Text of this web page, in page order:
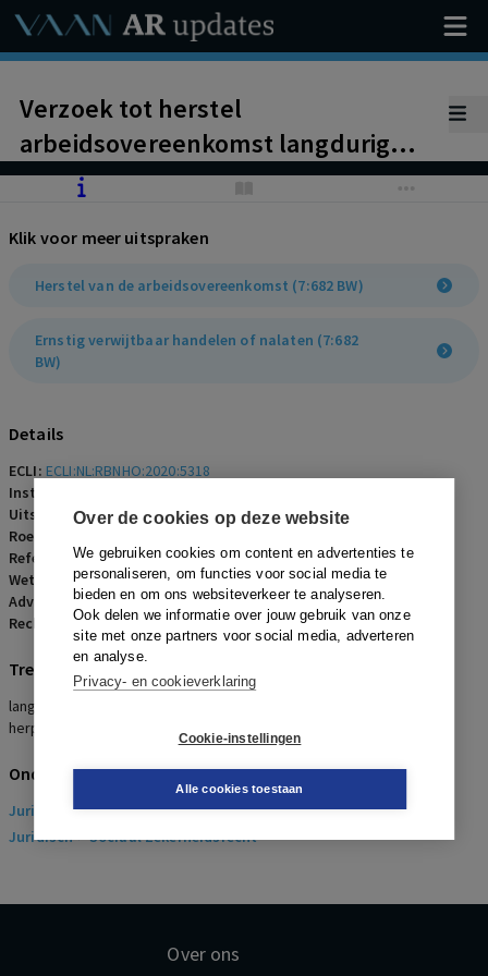
Over de cookies op deze website
We gebruiken cookies om content en advertenties te
personaliseren, om functies voor social media te
bieden en om ons websiteverkeer te analyseren.
Ook delen we informatie over jouw gebruik van onze
site met onze partners voor social media, adverteren
en analyse.
Privacy- en cookieverklaring
Cookie-instellingen
Alle cookies toestaan
Verzoek tot herstel
arbeidsovereenkomst langdurig
zieke werknemer afgewezen.
herplaatsing van werknemer –
gezien zijn beperkingen die zijn
is. Geen ernstig verwijtbaar
vergoeding.
Klik voor meer uitspraken
Herstel van de arbeidsovereenkomst (7:682 BW)
Ernstig verwijtbaar handelen of nalaten (7:682
BW)
Details
ECLI: ECLI:NL:RBNHO:2020:5318
Instantie:
Uitspraakdatum:6 juli 2020
Roepnaam:
Referentienummer:AR-2020-0914
Wetsartikelen:7:682 BW
Advocaten:G.P. Geelkerken, D.M. van Moerkerk en W. Hes
Rechters:D.P. Ruitinga
Trefwoorden
langdurige arbeidsongeschiktheid, herstel, billijke vergoeding,
herplaatsing, ernstig verwijtbaar handelen, re-integratie
Onderwerpen
Juridisch> Arbeidsrecht
Juridisch> Sociaal Zekerheidsrecht
Over ons